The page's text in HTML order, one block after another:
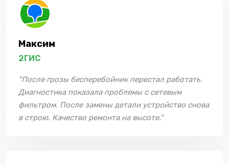
Максим
2ГИС
"После грозы бесперебойник перестал работать.
Диагностика показала проблемы с сетевым
фильтром. После замены детали устройство снова
в строю. Качество ремонта на высоте."